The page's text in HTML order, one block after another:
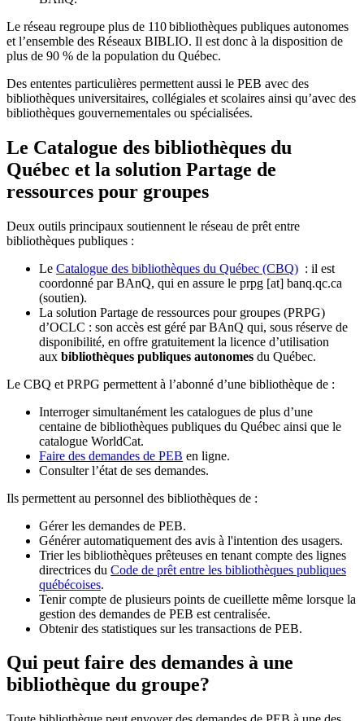
Le réseau regroupe plus de 110bibliothèques publiques autonomes
et l’ensemble des Réseaux BIBLIO. Il est donc à la disposition de
plus de 90 % de la population du Québec.
Des ententes particulières permettent aussi le PEB avec des
bibliothèques universitaires, collégiales et scolaires ainsi qu’avec des
bibliothèques gouvernementales ou spécialisées.
Le Catalogue des bibliothèques du
Québec et la solution Partage de
ressources pour groupes
Deux outils principaux soutiennent le réseau de prêt entre
bibliothèques publiques :
Le Catalogue des bibliothèques du Québec (CBQ) : il est
coordonné par BAnQ, qui en assure le prpg [at] banq.qc.ca
(soutien).
La solution Partage de ressources pour groupes (PRPG)
d’OCLC : son accès est géré par BAnQ qui, sous réserve de
disponibilité, en offre gratuitement la licence d’utilisation
aux bibliothèques publiques autonomes du Québec.
Le CBQ et PRPG permettent à l’abonné d’une bibliothèque de :
Interroger simultanément les catalogues de plus d’une
centaine de bibliothèques publiques du Québec ainsi que le
catalogue WorldCat.
Faire des demandes de PEB en ligne.
Consulter l’état de ses demandes.
Ils permettent au personnel des bibliothèques de :
Gérer les demandes de PEB.
Générer automatiquement des avis à l'intention des usagers.
Trier les bibliothèques prêteuses en tenant compte des lignes
directrices du Code de prêt entre les bibliothèques publiques
québécoises.
Tenir compte de plusieurs points de cueillette même lorsque la
gestion des demandes de PEB est centralisée.
Obtenir des statistiques sur les transactions de PEB.
Qui peut faire des demandes à une
bibliothèque du groupe?